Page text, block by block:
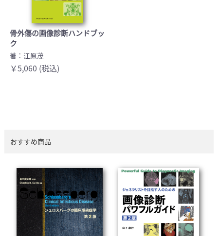
骨外傷の画像診断ハンドブッ
ク
著：江原茂
￥5,060 (税込)
おすすめ商品